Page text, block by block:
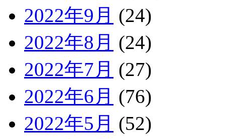
2022年9月 (24)
2022年8月 (24)
2022年7月 (27)
2022年6月 (76)
2022年5月 (52)